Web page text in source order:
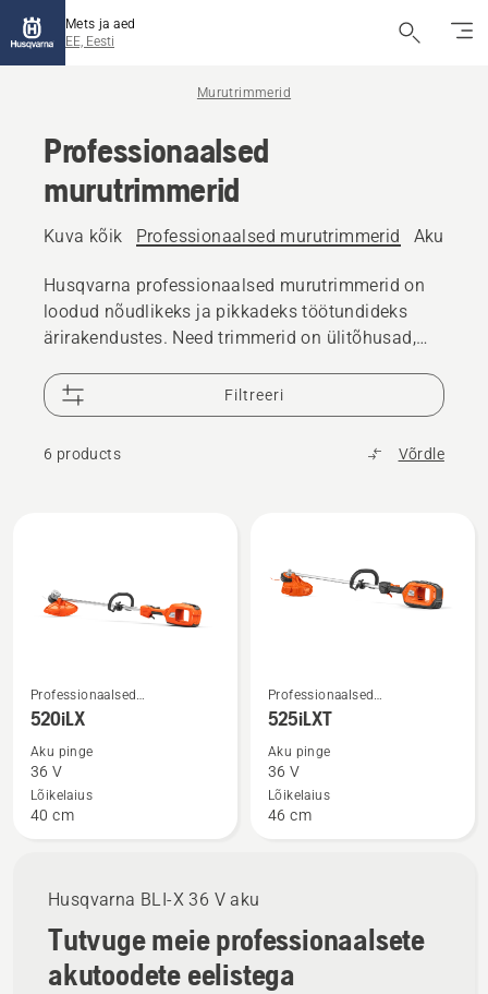
Mets ja aed
EE, Eesti
Murutrimmerid
Professionaalsed
murutrimmerid
Kuva kõik Professionaalsed murutrimmerid
Husqvarna professionaalsed murutrimmerid on
loodud nõudlikeks ja pikkadeks töötundideks
ärirakendustes. Need trimmerid on ülitõhusad,
hõlpsasti käsitsetavad, et tagada maksimaalne
tööaeg.
Filtreeri
6 products Võrdle
tooted
Husqvarna BLI-X 36 V aku
Tutvuge meie professionaalsete
akutoodete eelistega
Vaata
rohkem
toote
520iLX
kohta
Professionaalsed
murutrimmerid
520iLX
Aku pinge
36 V
Lõikelaius
40 cm
Vaata
rohkem
toote
525iLXT
kohta
Professionaalsed
murutrimmerid
525iLXT
Aku pinge
36 V
Lõikelaius
46 cm